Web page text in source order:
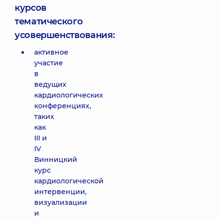
курсов
тематического
усовершенствования:
активное
участие
в
ведущих
кардиологических
конференциях,
таких
как
III и
IV
Винницкий
курс
кардиологической
интервенции,
визуализации
и